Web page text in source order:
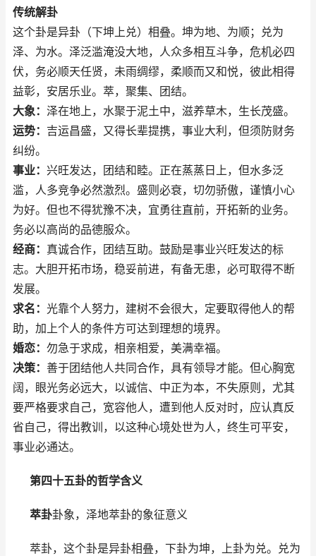
传统解卦
这个卦是异卦（下坤上兑）相叠。坤为地、为顺；兑为
泽、为水。泽泛滥淹没大地，人众多相互斗争，危机必四
伏，务必顺天任贤，未雨绸缪，柔顺而又和悦，彼此相得
益彰，安居乐业。萃，聚集、团结。
大象： 泽在地上，水聚于泥土中，滋养草木，生长茂盛。
运势： 吉运昌盛，又得长辈提携，事业大利，但须防财务
纠纷。
事业： 兴旺发达，团结和睦。正在蒸蒸日上，但水多泛
滥，人多竞争必然激烈。盛则必衰，切勿骄傲，谨慎小心
为好。但也不得犹豫不决，宜勇往直前，开拓新的业务。
务必以高尚的品德服众。
经商： 真诚合作，团结互助。鼓励是事业兴旺发达的标
志。大胆开拓市场，稳妥前进，有备无患，必可取得不断
发展。
求名： 光靠个人努力，建树不会很大，定要取得他人的帮
助，加上个人的条件方可达到理想的境界。
婚恋： 勿急于求成，相亲相爱，美满幸福。
决策： 善于团结他人共同合作，具有领导才能。但心胸宽
阔，眼光务必远大，以诚信、中正为本，不失原则，尤其
要严格要求自己，宽容他人，遭到他人反对时，应认真反
省自己，得出教训，以这种心境处世为人，终生可平安，
事业必通达。
第四十五卦的哲学含义
萃卦卦象，泽地萃卦的象征意义
萃卦，这个卦是异卦相叠，下卦为坤，上卦为兑。兑为